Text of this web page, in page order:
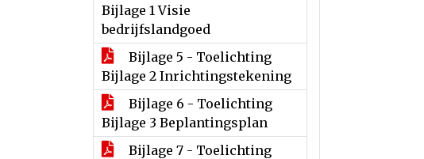
Bijlage 1 Visie
bedrijfslandgoed
Bijlage 5 - Toelichting
Bijlage 2 Inrichtingstekening
Bijlage 6 - Toelichting
Bijlage 3 Beplantingsplan
Bijlage 7 - Toelichting